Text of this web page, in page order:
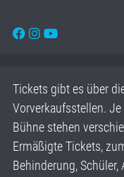
Tickets gibt es über
Vorverkaufsstellen.
Bühne stehen
Ermäßigte Tickets,
Behinderung,